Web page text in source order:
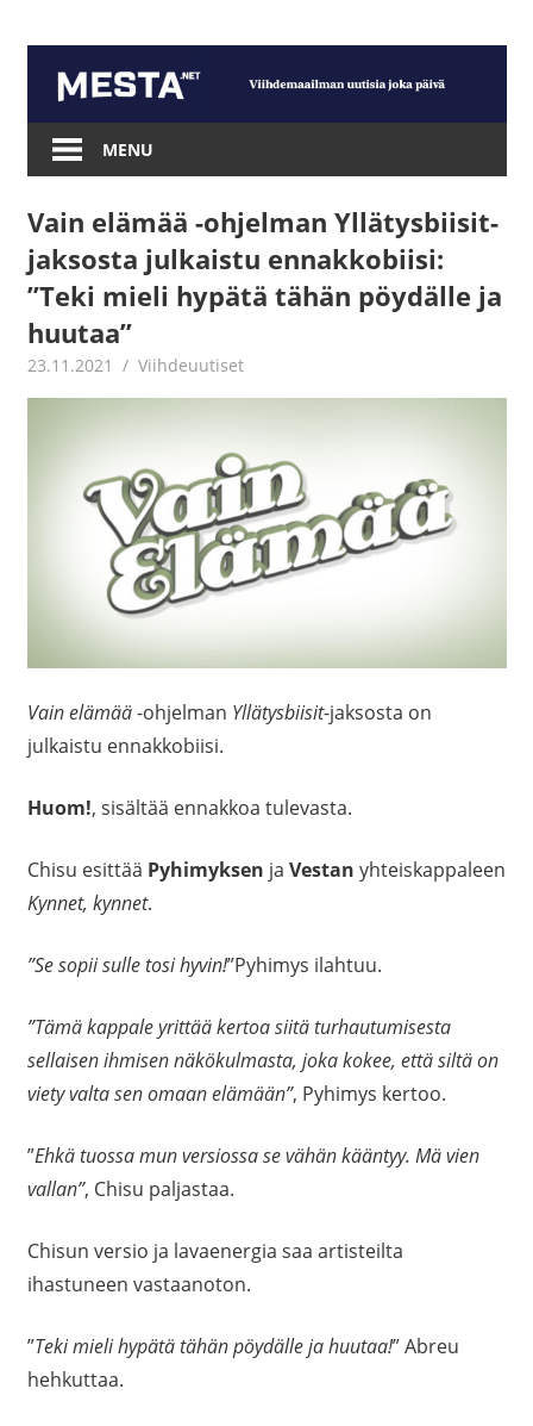
content
Mesta.net
MENU
Vain elämää -ohjelman Yllätysbiisit-
jaksosta julkaistu ennakkobiisi:
”Teki mieli hypätä tähän pöydälle ja
huutaa”
23.11.2021 Juha Kaunisto
Viihdeuutiset
Vain elämää-ohjelman Yllätysbiisit-jaksosta on
julkaistu ennakkobiisi.
Huom!, sisältää ennakkoa tulevasta.
Chisu esittää Pyhimyksen ja Vestan yhteiskappaleen
Kynnet, kynnet.
”Se sopii sulle tosi hyvin!”Pyhimys ilahtuu.
”Tämä kappale yrittää kertoa siitä turhautumisesta
sellaisen ihmisen näkökulmasta, joka kokee, että siltä on
viety valta sen omaan elämään”, Pyhimys kertoo.
”Ehkä tuossa mun versiossa se vähän kääntyy. Mä vien
vallan”, Chisu paljastaa.
Chisun versio ja lavaenergia saa artisteilta
ihastuneen vastaanoton.
”Teki mieli hypätä tähän pöydälle ja huutaa!” Abreu
hehkuttaa.